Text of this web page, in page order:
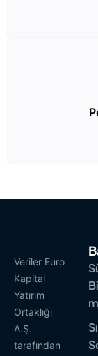
Veriler Euro
Kapital
Yatırım
Ortaklığı
A.Ş.
tarafından